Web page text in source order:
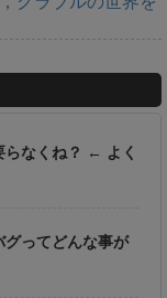
らなくね？ ← よく
グってどんな事が